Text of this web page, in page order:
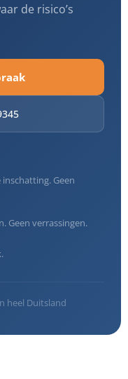
de risico’s
Geen
Geen verrassingen.
heel Duitsland